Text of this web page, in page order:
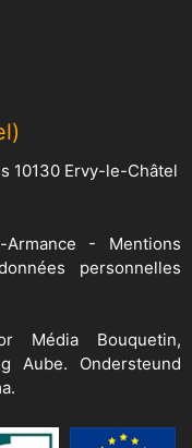
10130 Ervy-le-Châtel
- Mentions
personnelles
Média Bouquetin,
Aube. Ondersteund